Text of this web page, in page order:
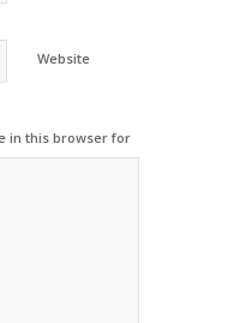
Website
in this browser for